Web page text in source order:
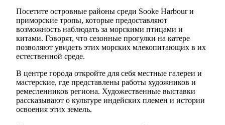
Посетите островные районы среди Sooke Harbour и
приморские тропы, которые предоставляют
возможность наблюдать за морскими птицами и
китами. Говорят, что сезонные прогулки на катере
позволяют увидеть этих морских млекопитающих в их
естественной среде.
В центре города откройте для себя местные галереи и
мастерские, где представлены работы художников и
ремесленников региона. Художественные выставки
рассказывают о культуре индейских племен и истории
освоения этих земель.